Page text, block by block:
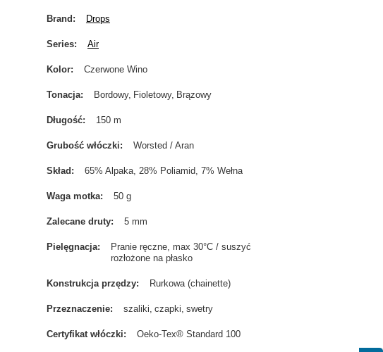
Brand Drops
Series Air
Kolor Czerwone Wino
Tonacja Bordowy Fioletowy Brązowy
Długość 150 m
Grubość włóczki Worsted / Aran
Skład 65% Alpaka, 28% Poliamid, 7% Wełna
Waga motka 50 g
Zalecane druty 5 mm
Pielęgnacja
Pranie ręczne, max 30°C / suszyć
rozłożone na płasko
Konstrukcja przędzy Rurkowa (chainette)
Przeznaczenie szaliki czapki swetry
Certyfikat włóczki Oeko-Tex® Standard 100